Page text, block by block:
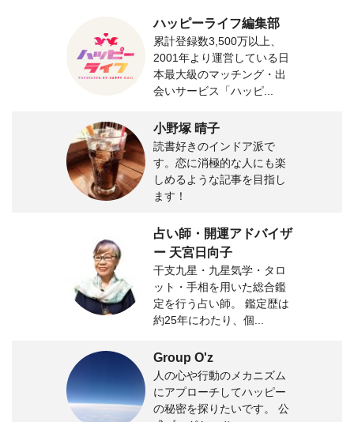
ハッピーライフ編集部
累計登録数3,500万以上、
2001年より運営している日
本最大級のマッチング・出
会いサービス「ハッピ...
小野塚 晴子
読書好きのインドア派で
す。恋に消極的な人にも楽
しめるような記事を目指し
ます！
占い師・開運アドバイザ
ー 天宮日向子
干支九星・九星気学・タロ
ット・手相を用いた総合鑑
定を行う占い師。 鑑定歴は
約25年にわたり、個...
Group O'z
人の心や行動のメカニズム
にアプローチしてハッピー
の秘密を探りたいです。 公